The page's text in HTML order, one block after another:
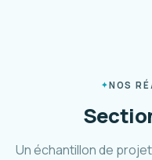
NOS
Un échantillon de